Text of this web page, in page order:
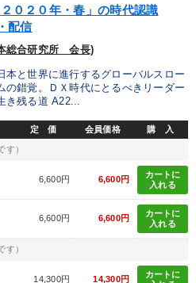
０２０年・春」の時代認識
配信
総合研究所 会長)
本と世界に進行するグローバルスロー
の錯覚。ＤＸ時代にとるべきリーダー
き残る道 A22...
定 価 会員価格 購 入
す）
6,600円 6,600円
カートに
入れる
6,600円 6,600円
カートに
入れる
す）
14,300円 14,300円
カートに